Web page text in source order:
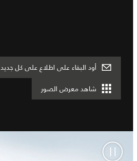
أود البقاء على اطلاع على كل جديد
شاهد معرض الصور